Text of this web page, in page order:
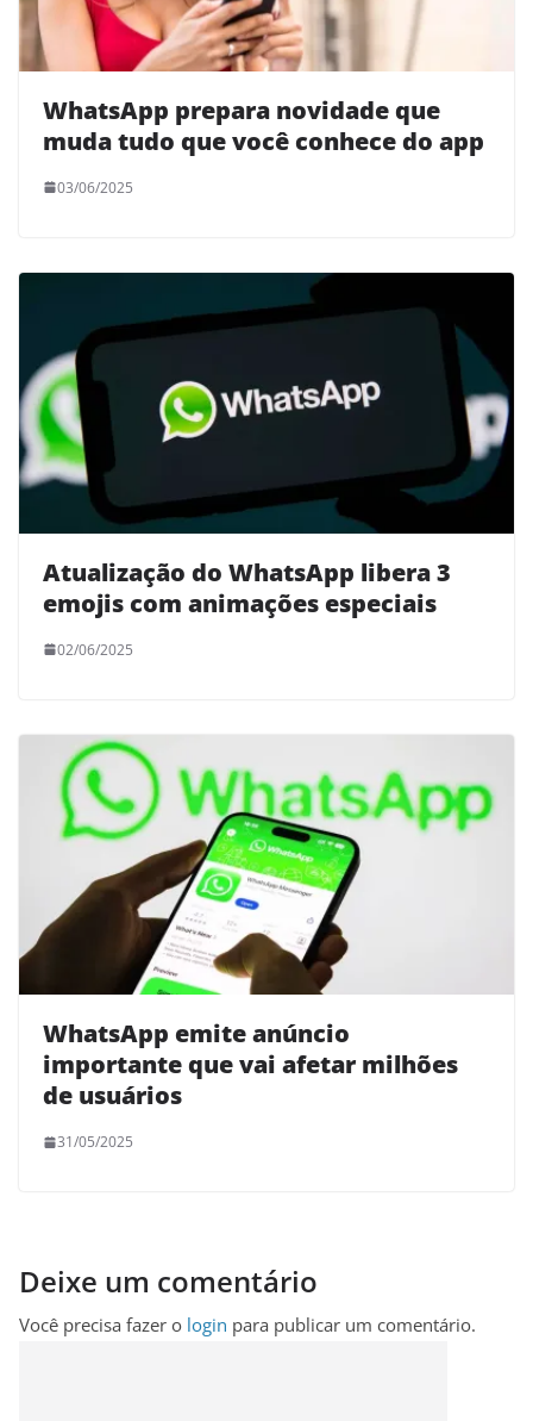
WhatsApp prepara novidade que
muda tudo que você conhece do app
03/06/2025
Atualização do WhatsApp libera 3
emojis com animações especiais
02/06/2025
WhatsApp emite anúncio
importante que vai afetar milhões
de usuários
31/05/2025
Deixe um comentário
Você precisa fazer o login para publicar um comentário.